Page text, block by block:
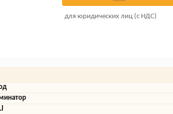
для юридических лиц (с НДС)